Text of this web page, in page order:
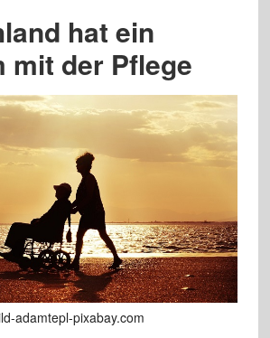
hat ein
mit der Pflege
adamtepl-pixabay.com